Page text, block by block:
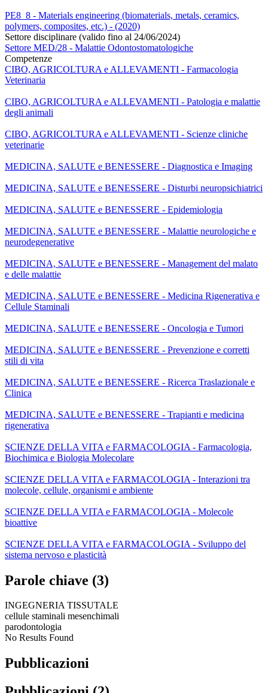
PE8_8 - Materials engineering (biomaterials, metals, ceramics,
polymers, composites, etc.) - (2020)
Settore disciplinare (valido fino al 24/06/2024)
Settore MED/28 - Malattie Odontostomatologiche
Competenze
CIBO, AGRICOLTURA e ALLEVAMENTI - Farmacologia
Veterinaria
CIBO, AGRICOLTURA e ALLEVAMENTI - Patologia e malattie
degli animali
CIBO, AGRICOLTURA e ALLEVAMENTI - Scienze cliniche
veterinarie
MEDICINA, SALUTE e BENESSERE - Diagnostica e Imaging
MEDICINA, SALUTE e BENESSERE - Disturbi neuropsichiatrici
MEDICINA, SALUTE e BENESSERE - Epidemiologia
MEDICINA, SALUTE e BENESSERE - Malattie neurologiche e
neurodegenerative
MEDICINA, SALUTE e BENESSERE - Management del malato
e delle malattie
MEDICINA, SALUTE e BENESSERE - Medicina Rigenerativa e
Cellule Staminali
MEDICINA, SALUTE e BENESSERE - Oncologia e Tumori
MEDICINA, SALUTE e BENESSERE - Prevenzione e corretti
stili di vita
MEDICINA, SALUTE e BENESSERE - Ricerca Traslazionale e
Clinica
MEDICINA, SALUTE e BENESSERE - Trapianti e medicina
rigenerativa
SCIENZE DELLA VITA e FARMACOLOGIA - Farmacologia,
Biochimica e Biologia Molecolare
SCIENZE DELLA VITA e FARMACOLOGIA - Interazioni tra
molecole, cellule, organismi e ambiente
SCIENZE DELLA VITA e FARMACOLOGIA - Molecole
bioattive
SCIENZE DELLA VITA e FARMACOLOGIA - Sviluppo del
sistema nervoso e plasticità
Parole chiave (3)
INGEGNERIA TISSUTALE
cellule staminali mesenchimali
parodontologia
No Results Found
Pubblicazioni